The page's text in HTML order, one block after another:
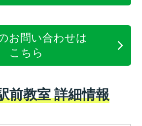
お問い合わせは
こちら
前教室 詳細情報